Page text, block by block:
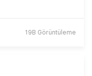
19B Görüntüleme